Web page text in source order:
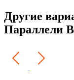
Другие
Параллели